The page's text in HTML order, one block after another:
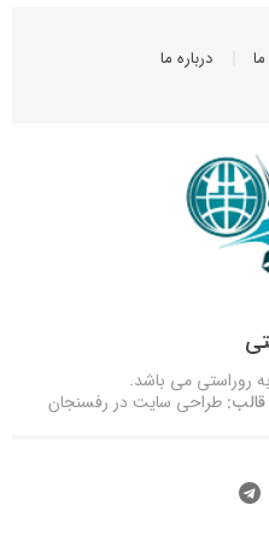
درباره ما
روراستی می باشد.
قالب: طراحی سایت در رفسنجان